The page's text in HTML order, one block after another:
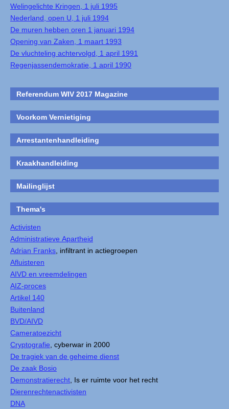
Welingelichte Kringen, 1 juli 1995
Nederland, open U, 1 juli 1994
De muren hebben oren 1 januari 1994
Opening van Zaken, 1 maart 1993
De vluchteling achtervolgd, 1 april 1991
Regenjassendemokratie, 1 april 1990
Referendum WIV 2017 Magazine
Voorkom Vernietiging
Arrestantenhandleiding
Kraakhandleiding
Mailinglijst
Thema's
Activisten
Administratieve Apartheid
Adrian Franks , infiltrant in actiegroepen
Afluisteren
AIVD en vreemdelingen
AIZ-proces
Artikel 140
Buitenland
BVD/AIVD
Cameratoezicht
Cryptografie , cyberwar in 2000
De tragiek van de geheime dienst
De zaak Bosio
Demonstratierecht , Is er ruimte voor het recht
Dierenrechtenactivisten
DNA